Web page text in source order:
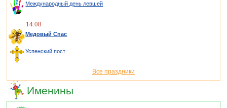
Международный день левшей
14.08
Медовый Спас
Успенский пост
Все праздники
Именины